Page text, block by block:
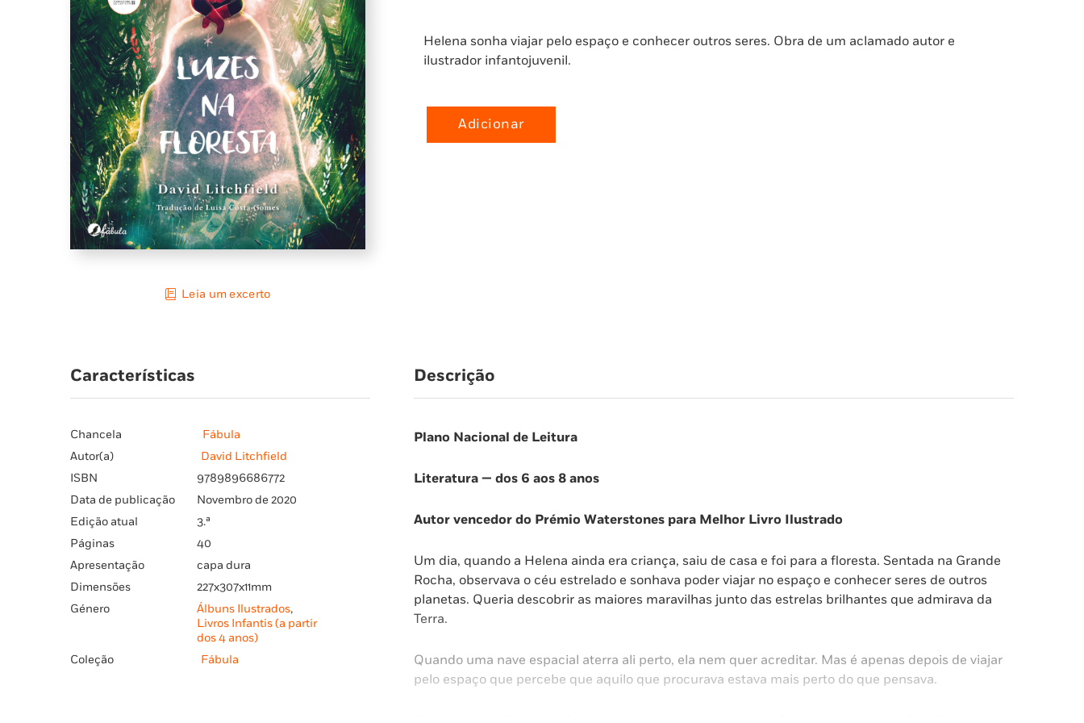
Leia um excerto
Helena sonha viajar pelo espaço e conhecer outros seres. Obra de um aclamado autor e
ilustrador infantojuvenil.
Quantidade
Adicionar
Características
Chancela
Fábula
Autor(a)
David Litchfield
ISBN
9789896686772
Data de publicação
Novembro de 2020
Edição atual
3.ª
Páginas
40
Apresentação
capa dura
Dimensões
227x307x11mm
Género
Álbuns Ilustrados,
Livros Infantis (a partir
dos 4 anos)
Coleção
Fábula
Descrição
Plano Nacional de Leitura
Literatura — dos 6 aos 8 anos
Autor vencedor do Prémio Waterstones para Melhor Livro Ilustrado
Um dia, quando a Helena ainda era criança, saiu de casa e foi para a floresta. Sentada na Grande
Rocha, observava o céu estrelado e sonhava poder viajar no espaço e conhecer seres de outros
planetas. Queria descobrir as maiores maravilhas junto das estrelas brilhantes que admirava da
Terra.
Quando uma nave espacial aterra ali perto, ela nem quer acreditar. Mas é apenas depois de viajar
pelo espaço que percebe que aquilo que procurava estava mais perto do que pensava.